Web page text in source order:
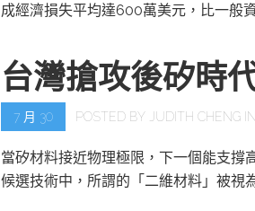
成經濟損失平均達600萬美元，比一般
台灣搶攻後矽時
7 月 30 POSTED BY JUDITH CHENG IN
當矽材料接近物理極限，下一個能支撐
候選技術中，所謂的「二維材料」被視